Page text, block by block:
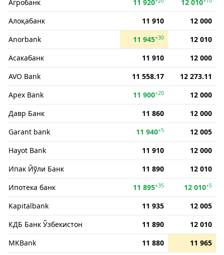
Агробанк
11 920 12 010
Алоқабанк 11 910
12 000
Anorbank
11 945+30
12 010
Асакабанк
11 910
12 000
AVO Bank
11 558.17
12 273.11
Apex Bank
11 900+20
12 000
Давр Банк
11 860
12 000
Garant bank
11 940+5
12 005
Hayot Bank
11 910
12 000
Ипак Йўли Банк
11 890
12 010
Ипотека банк
11 895+35 12 010+5
Kapitalbank 11 935
12 005
КДБ Банк Ўзбекистон
11 890
12 010
MKBank
11 880
11 965